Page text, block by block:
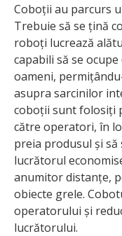
Coboții au parcurs
Trebuie să se țină
roboți lucrează
capabili să se
oameni,
asupra sarcinilor
coboții sunt folosiți
către operatori, în
preia produsul și
lucrătorul
anumitor distanțe,
obiecte grele.
operatorului și
lucrătorului.